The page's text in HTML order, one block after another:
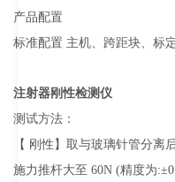
产品配置
标准配置 主机、跨距块、标
注射器刚性检测仪
测试方法：
【 刚性】取与玻璃针管分离
施力推杆大至 60N (精度为